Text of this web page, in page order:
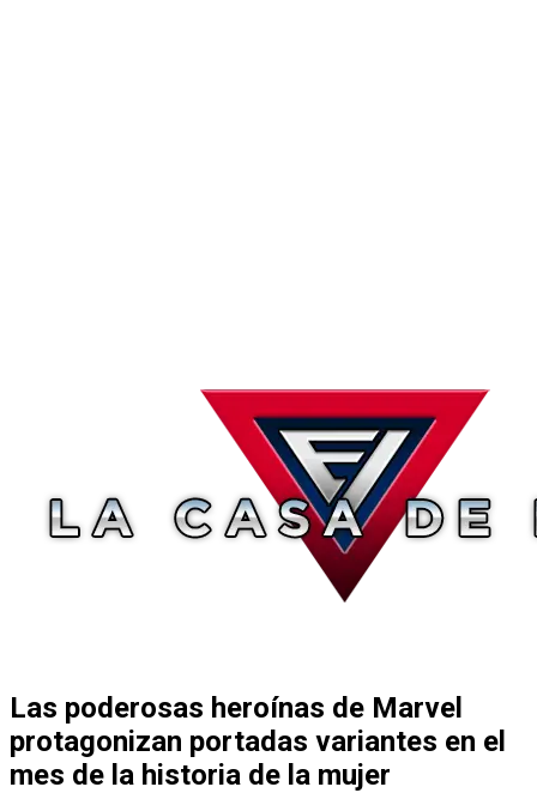
Las poderosas heroínas de Marvel
protagonizan portadas variantes en el
mes de la historia de la mujer